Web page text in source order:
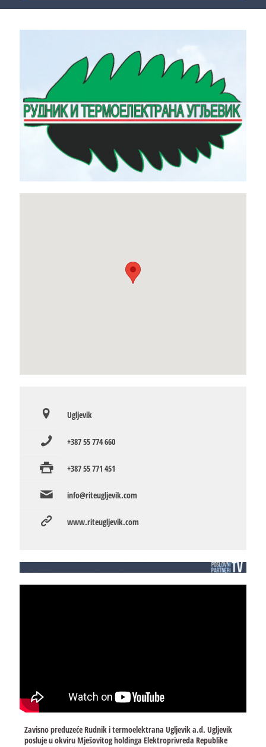
Trgovina i usluge
Proizvodnja
Trgovina i usluge
Ugljevik
+387 55 774 660
+387 55 771 451
info@riteugljevik.com
www.riteugljevik.com
Zavisno preduzeće Rudnik i termoelektrana Ugljevik a.d. Ugljevik
posluje u okviru Mješovitog holdinga Elektroprivreda Republike